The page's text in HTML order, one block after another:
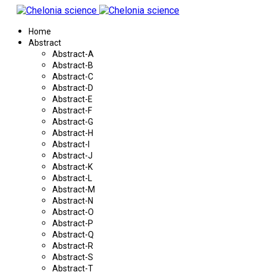
Home
Abstract
Abstract-A
Abstract-B
Abstract-C
Abstract-D
Abstract-E
Abstract-F
Abstract-G
Abstract-H
Abstract-I
Abstract-J
Abstract-K
Abstract-L
Abstract-M
Abstract-N
Abstract-O
Abstract-P
Abstract-Q
Abstract-R
Abstract-S
Abstract-T